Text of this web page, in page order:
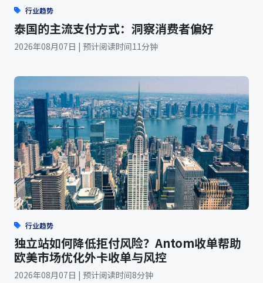
行业趋势
泰国的主流支付方式：洞察消费者偏好
2026年08月07日 | 预计阅读时间11分钟
行业趋势
独立站如何降低拒付风险？Antom收单帮助
欧美市场优化外卡收单与风控
2026年08月07日 | 预计阅读时间8分钟